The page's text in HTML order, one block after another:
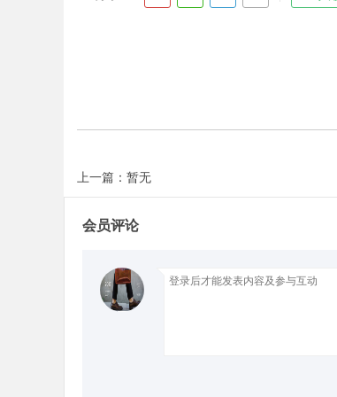
上一篇：暂无
会员评论